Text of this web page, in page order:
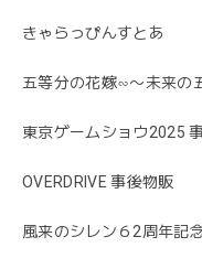
きゃらっぴんすとあ
五等分の花嫁∽〜未来の
東京ゲームショウ2025
OVERDRIVE 事後物販
風来のシレン６2周年記